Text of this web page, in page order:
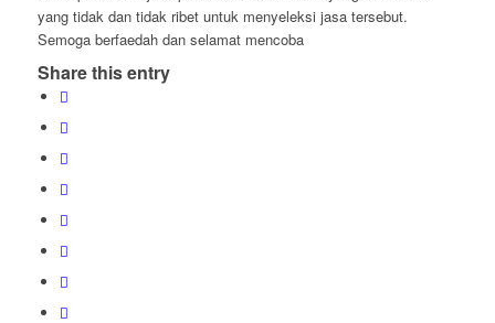
yang tidak dan tidak ribet untuk menyeleksi jasa tersebut.
Semoga berfaedah dan selamat mencoba
Share this entry